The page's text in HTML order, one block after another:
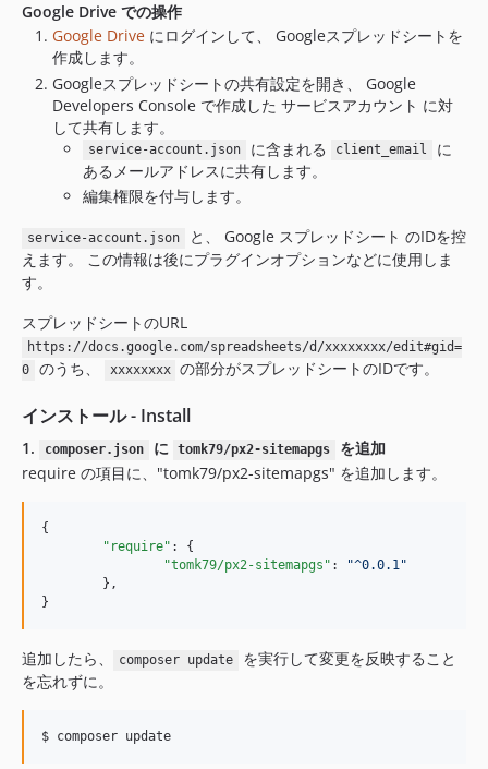
Google Drive での操作
Google Drive にログインして、 Googleスプレッドシートを
作成します。
Googleスプレッドシートの共有設定を開き、 Google
Developers Console で作成した サービスアカウント に対
して共有します。
service-account.json に含まれる client_email
に
あるメールアドレスに共有します。
編集権限を付与します。
service-account.json
と、 Google スプレッドシート のIDを控
えます。 この情報は後にプラグインオプションなどに使用しま
す。
スプレッドシートのURL
https://docs.google.com/spreadsheets/d/xxxxxxxx/edit#gid=
0
のうち、 xxxxxxxx の部分がスプレッドシートのIDです。
インストール - Install
1. composer.json に tomk79/px2-sitemapgs
を追加
require の項目に、"tomk79/px2-sitemapgs" を追加します。
{
"require" : {
"tomk79/px2-sitemapgs" : "^0.0.1"
}
追加したら、 composer update
を実行して変更を反映すること
を忘れずに。
$ composer update